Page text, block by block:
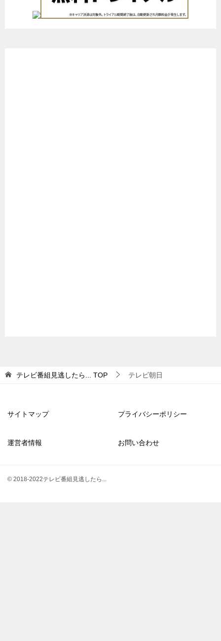
テレビ番組見逃したら... TOP テレビ朝日
サイトマップ プライバシーポリシー
運営者情報 お問い合わせ
© 2018-2022テレビ番組見逃したら...